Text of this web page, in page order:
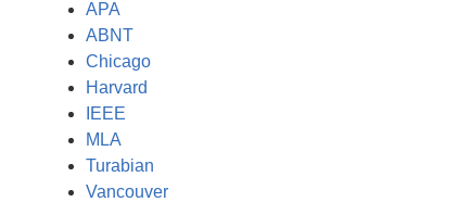
APA
ABNT
Chicago
Harvard
IEEE
MLA
Turabian
Vancouver